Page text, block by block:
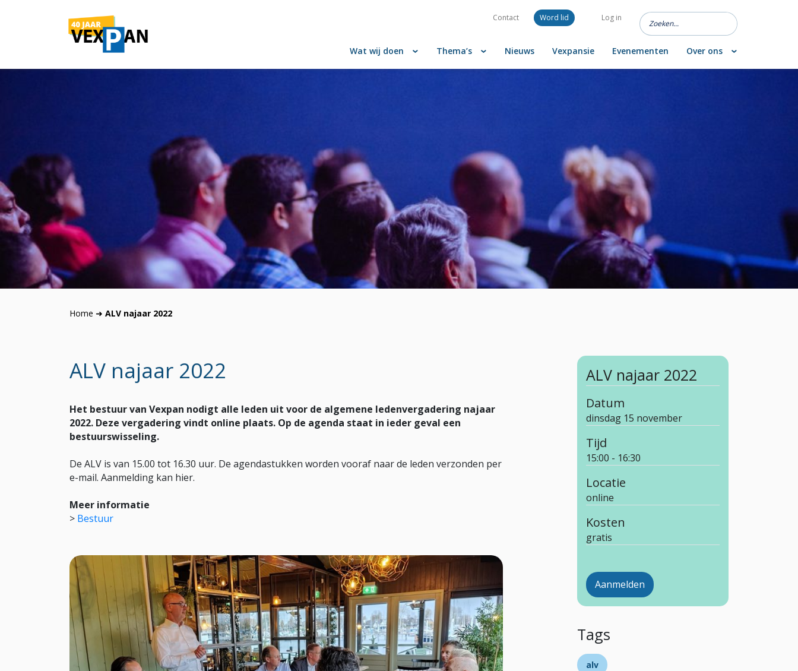
Contact Word lid Log in
Wat wij doen Thema’s Nieuws Vexpansie Evenementen Over ons
Home ➜ ALV najaar 2022
ALV najaar 2022
Het bestuur van Vexpan nodigt alle leden uit voor de algemene ledenvergadering najaar
2022. Deze vergadering vindt online plaats. Op de agenda staat in ieder geval een
bestuurswisseling.
De ALV is van 15.00 tot 16.30 uur. De agendastukken worden vooraf naar de leden verzonden per
e-mail. Aanmelding kan hier.
Meer informatie
> Bestuur
ALV najaar 2022
Datum
dinsdag 15 november
Tijd
15:00 - 16:30
Locatie
online
Kosten
gratis
Aanmelden
Tags
alv